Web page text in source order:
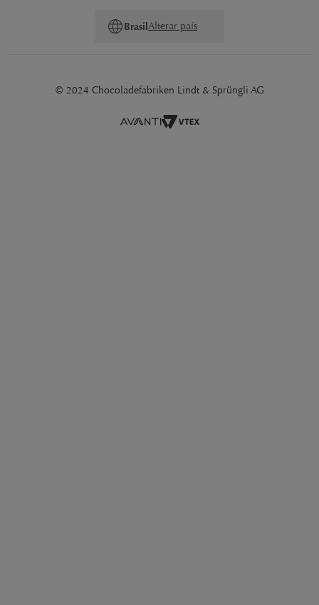
BrasilAlterar país
© 2024 Chocoladefabriken Lindt & Sprüngli AG